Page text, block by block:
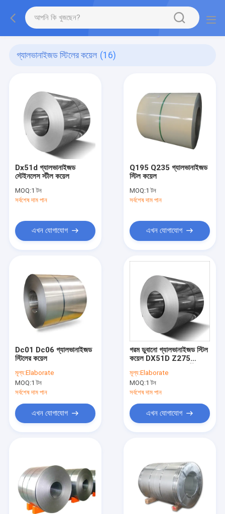
গ্যালভানাইজড স্টিলের কয়েল (16)
Dx51d গ্যালভানাইজড
স্টেইনলেস স্টীল কয়েল
MOQ:1 টন
সর্বশেষ দাম পান
এখন যোগাযোগ
Q195 Q235 গ্যালভানাইজড
স্টিল কয়েল
MOQ:1 টন
সর্বশেষ দাম পান
এখন যোগাযোগ
Dc01 Dc06 গ্যালভানাইজড
স্টিলের কয়েল
মূল্য:Elaborate
MOQ:1 টন
সর্বশেষ দাম পান
এখন যোগাযোগ
গরম ডুবানো গ্যালভানাইজড স্টিল
কয়েল DX51D Z275
কয়েল
মূল্য:Elaborate
MOQ:1 টন
সর্বশেষ দাম পান
এখন যোগাযোগ